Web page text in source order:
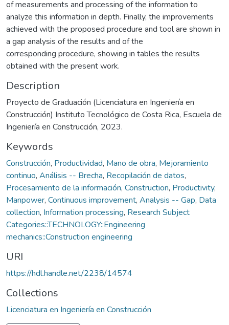
of measurements and processing of the information to
analyze this information in depth. Finally, the improvements
achieved with the proposed procedure and tool are shown in
a gap analysis of the results and of the
corresponding procedure, showing in tables the results
obtained with the present work.
Description
Proyecto de Graduación (Licenciatura en Ingeniería en
Construcción) Instituto Tecnológico de Costa Rica, Escuela de
Ingeniería en Construcción, 2023.
Keywords
Construcción, Productividad, Mano de obra, Mejoramiento
continuo, Análisis -- Brecha, Recopilación de datos,
Procesamiento de la información, Construction, Productivity,
Manpower, Continuous improvement, Analysis -- Gap, Data
collection, Information processing, Research Subject
Categories::TECHNOLOGY::Engineering
mechanics::Construction engineering
URI
https://hdl.handle.net/2238/14574
Collections
Licenciatura en Ingeniería en Construcción